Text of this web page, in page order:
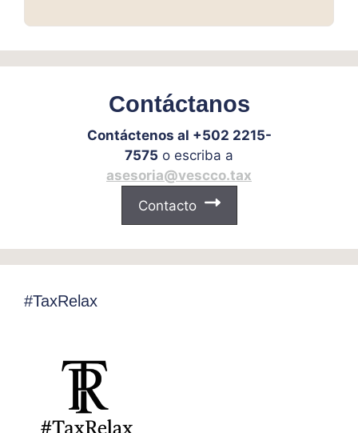
Contáctanos
Contáctenos al +502 2215-
7575 o escriba a
asesoria@vescco.tax
Contacto
#TaxRelax